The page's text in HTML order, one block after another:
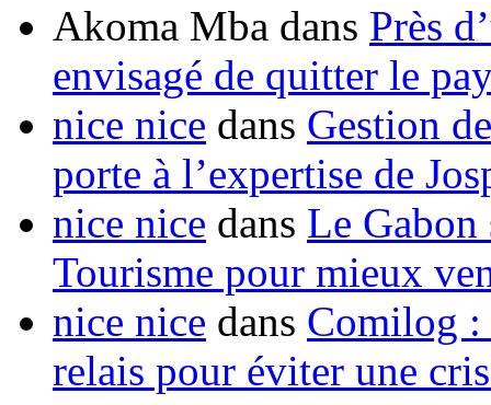
Akoma Mba dans Près
envisagé de quitter le
nice nice dans Gestion
porte à l’expertise de
nice nice dans Le Gabon
Tourisme pour mieux
nice nice dans Comilog :
relais pour éviter une